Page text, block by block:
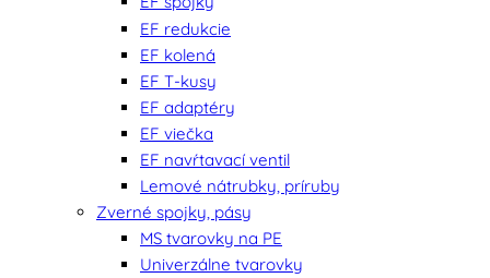
EF redukcie
EF kolená
EF T-kusy
EF adaptéry
EF viečka
EF navŕtavací ventil
Lemové nátrubky, príruby
Zverné spojky, pásy
MS tvarovky na PE
Univerzálne tvarovky